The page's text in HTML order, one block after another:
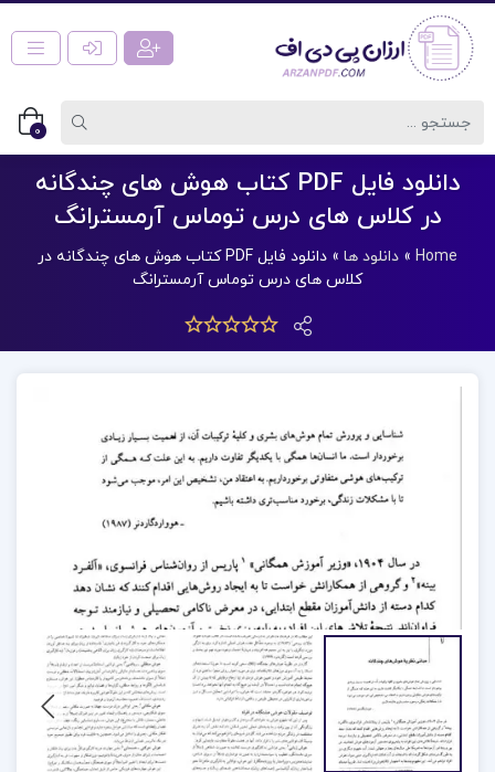
0
دانلود فایل PDF کتاب هوش های چندگانه
در کلاس های درس توماس آرمسترانگ
Home
» دانلود ها »
دانلود فایل PDF کتاب هوش های چندگانه در
کلاس های درس توماس آرمسترانگ